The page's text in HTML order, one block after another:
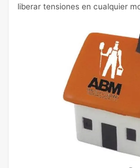
liberar tensiones en cualquier